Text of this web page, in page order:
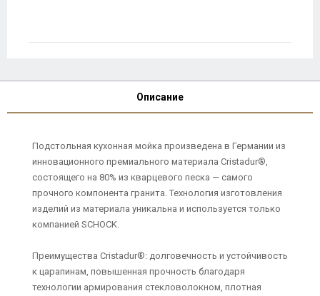
Описание
Подстольная кухонная мойка произведена в Германии из
инновационного премиального материала Cristadur®,
состоящего на 80% из кварцевого песка — самого
прочного компонента гранита. Технология изготовления
изделий из материала уникальна и используется только
компанией SCHOCK.
Преимущества Cristadur®: долговечность и устойчивость
к царапинам, повышенная прочность благодаря
технологии армирования стекловолокном, плотная